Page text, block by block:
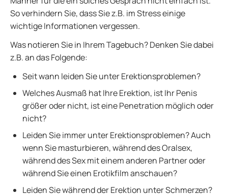
So verhindern Sie, dass Sie z.B. im Stress einige
wichtige Informationen vergessen.
Was notieren Sie in Ihrem Tagebuch? Denken Sie dabei
z.B. an das Folgende:
Seit wann leiden Sie unter Erektionsproblemen?
Welches Ausmaß hat Ihre Erektion, ist Ihr Penis
größer oder nicht, ist eine Penetration möglich oder
nicht?
Leiden Sie immer unter Erektionsproblemen? Auch
wenn Sie masturbieren, während des Oralsex,
während des Sex mit einem anderen Partner oder
während Sie einen Erotikfilm anschauen?
Leiden Sie während der Erektion unter Schmerzen?